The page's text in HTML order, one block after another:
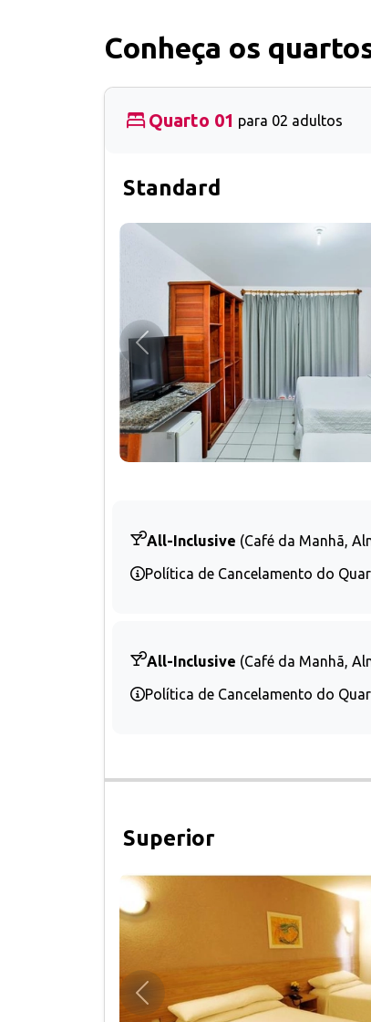
Conheça os
Quarto 01 para 02 adultos
Standard
Anterior
All-Inclusive (Café da Manhã,
Política de Cancelamento do
All-Inclusive (Café da Manhã,
Política de Cancelamento do
Superior
Anterior